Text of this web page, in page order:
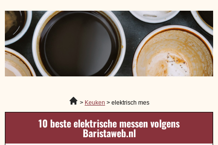
Keuken elektrisch mes
10 beste elektrische messen volgens
Baristaweb.nl